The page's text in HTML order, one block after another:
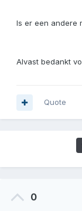
Is er een andere
Alvast bedankt
Quote
0